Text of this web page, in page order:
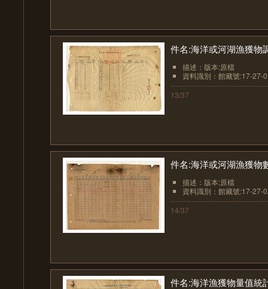
件名:海洋或河湖漁獲物
描述：版本:原檔
資料識別：館藏號:17-27-
13/37
件名:海洋或河湖漁獲物
描述：版本:原檔
資料識別：館藏號:17-27-
14/37
件名:海洋漁獲物量值統